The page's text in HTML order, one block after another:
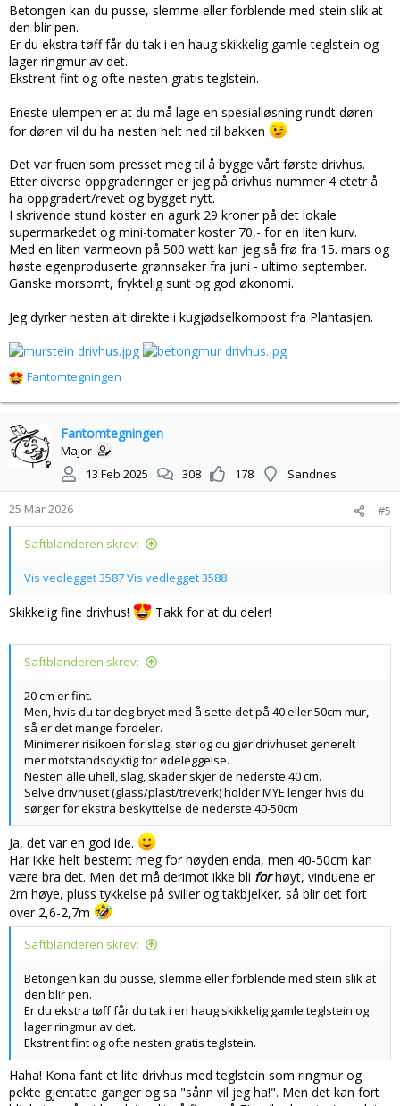
Betongen kan du pusse, slemme eller forblende med stein slik at
den blir pen.
Er du ekstra tøff får du tak i en haug skikkelig gamle teglstein og
lager ringmur av det.
Ekstrent fint og ofte nesten gratis teglstein.
Eneste ulempen er at du må lage en spesialløsning rundt døren -
for døren vil du ha nesten helt ned til bakken
Det var fruen som presset meg til å bygge vårt første drivhus.
Etter diverse oppgraderinger er jeg på drivhus nummer 4 etetr å
ha oppgradert/revet og bygget nytt.
I skrivende stund koster en agurk 29 kroner på det lokale
supermarkedet og mini-tomater koster 70,- for en liten kurv.
Med en liten varmeovn på 500 watt kan jeg så frø fra 15. mars og
høste egenproduserte grønnsaker fra juni - ultimo september.
Ganske morsomt, fryktelig sunt og god økonomi.
Jeg dyrker nesten alt direkte i kugjødselkompost fra Plantasjen.
R
e
k
s
n
e
r
Fantomtegningen
Fantomtegningen
Major
13 Feb 2025
308 178 Sandnes
25 Mar 2026 #5
Saftblanderen skrev:
Vis vedlegget 3587Vis vedlegget 3588
Skikkelig fine drivhus! Takk for at du deler!
Saftblanderen skrev:
20 cm er fint.
Men, hvis du tar deg bryet med å sette det på 40 eller 50cm mur,
så er det mange fordeler.
Minimerer risikoen for slag, stør og du gjør drivhuset generelt
mer motstandsdyktig for ødeleggelse.
Nesten alle uhell, slag, skader skjer de nederste 40 cm.
Selve drivhuset (glass/plast/treverk) holder MYE lenger hvis du
sørger for ekstra beskyttelse de nederste 40-50cm
Ja, det var en god ide.
Har ikke helt bestemt meg for høyden enda, men 40-50cm kan
være bra det. Men det må derimot ikke bli forhøyt, vinduene er
2m høye, pluss tykkelse på sviller og takbjelker, så blir det fort
over 2,6-2,7m
Saftblanderen skrev:
Betongen kan du pusse, slemme eller forblende med stein slik at
den blir pen.
Er du ekstra tøff får du tak i en haug skikkelig gamle teglstein og
lager ringmur av det.
Ekstrent fint og ofte nesten gratis teglstein.
Haha! Kona fant et lite drivhus med teglstein som ringmur og
pekte gjentatte ganger og sa "sånn vil jeg ha!". Men det kan fort